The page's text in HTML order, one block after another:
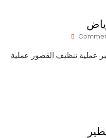
تنظيف
عملية تنظيف القصور عملية